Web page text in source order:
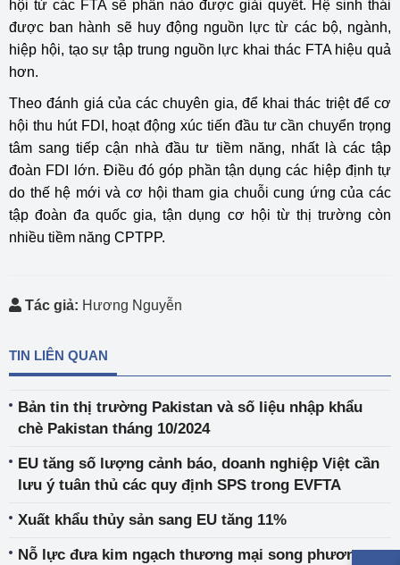
hội từ các FTA sẽ phần nào được giải quyết. Hệ sinh thái
được ban hành sẽ huy động nguồn lực từ các bộ, ngành,
hiệp hội, tạo sự tập trung nguồn lực khai thác FTA hiệu quả
hơn.
Theo đánh giá của các chuyên gia, để khai thác triệt để cơ
hội thu hút FDI, hoạt động xúc tiến đầu tư cần chuyển trọng
tâm sang tiếp cận nhà đầu tư tiềm năng, nhất là các tập
đoàn FDI lớn. Điều đó góp phần tận dụng các hiệp định tự
do thế hệ mới và cơ hội tham gia chuỗi cung ứng của các
tập đoàn đa quốc gia, tận dụng cơ hội từ thị trường còn
nhiều tiềm năng CPTPP.
Tác giả: Hương Nguyễn
TIN LIÊN QUAN
Bản tin thị trường Pakistan và số liệu nhập khẩu
chè Pakistan tháng 10/2024
EU tăng số lượng cảnh báo, doanh nghiệp Việt cần
lưu ý tuân thủ các quy định SPS trong EVFTA
Xuất khẩu thủy sản sang EU tăng 11%
Nỗ lực đưa kim ngạch thương mại song phương